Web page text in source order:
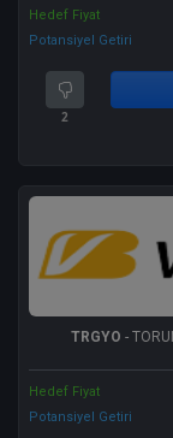
Hedef Fiyat
Potansiyel Getiri
2
TRGYO -
Hedef Fiyat
Potansiyel Getiri